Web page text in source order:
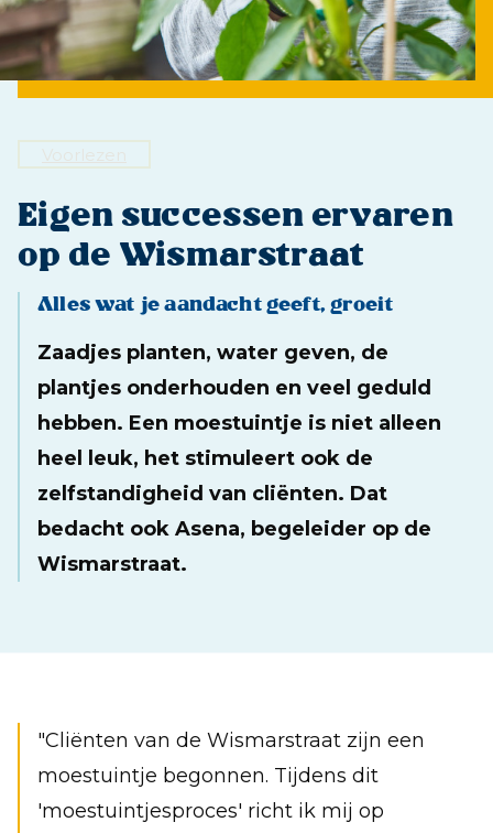
LOCATIES
VACATURES
NIEUWS
OVER ONS
ZOEKPLEIN
Voorlezen
Eigen successen ervaren
op de Wismarstraat
Alles wat je aandacht geeft, groeit
Zaadjes planten, water geven, de
plantjes onderhouden en veel geduld
hebben. Een moestuintje is niet alleen
heel leuk, het stimuleert ook de
zelfstandigheid van cliënten. Dat
bedacht ook Asena, begeleider op de
Wismarstraat.
"Cliënten van de Wismarstraat zijn een
moestuintje begonnen. Tijdens dit
'moestuintjesproces' richt ik mij op